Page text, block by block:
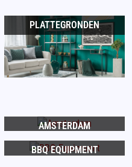
PLATTEGRONDEN
AMSTERDAM
BBQ EQUIPMENT